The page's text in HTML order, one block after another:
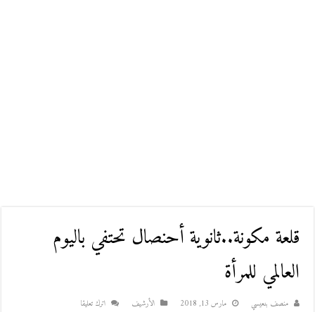
قلعة مكونة..ثانوية أحنصال تحتفي باليوم
العالمي للمرأة
منصف بنعيسي مارس 13, 2018 اﻷرشيف اترك تعليقا